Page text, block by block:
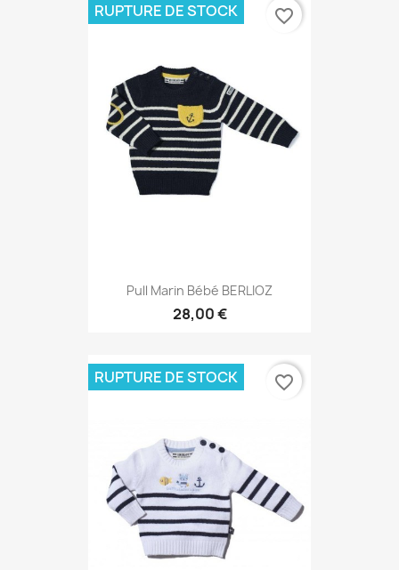
Pull Marin Bébé BERLIOZ
28,00 €
RUPTURE DE STOCK favorite_border
RUPTURE DE STOCK favorite_border